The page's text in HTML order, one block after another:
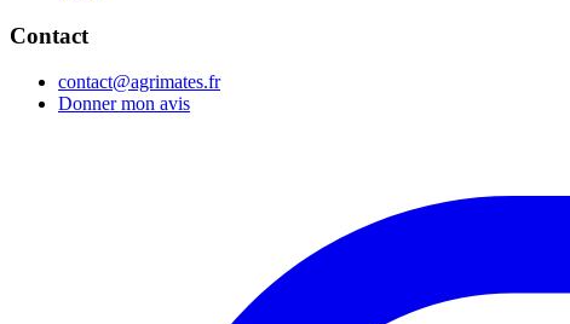
Contact
contact@agrimates.fr
Donner mon avis